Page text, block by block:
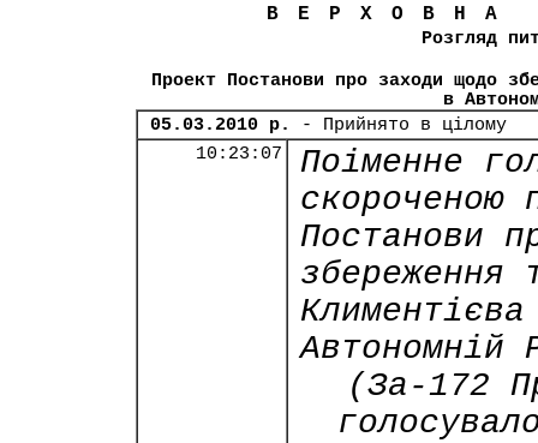
Розгляд
Проект Постанови про заходи щодо
в
05.03.2010 р.
- Прийнято в цілому
10:23:07
Поіменне
скороченою
Постанови
збереження
Автономній
(За-172